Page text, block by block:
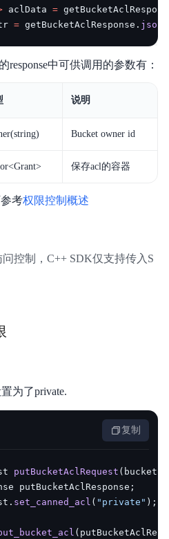
aclData =
= getBucketAclResponse .
response中可供调用的参数有：
说明
Bucket owner id
保存acl的容器
考权限控制概述
控制，C++ SDK仅支持传入S
为了private.
复制
putBucketAclRequest (
putBucketAclResponse ;
. set_canned_acl ( "private" ) ;
(